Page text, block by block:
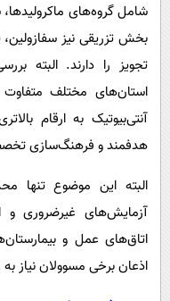
شامل گروه‌های
بخش تزریقی نیز
تجویز را دارند. البته
استان‌های مختلف
آنتی‌بیوتیک به ارقام
هدفمند و فرهنگ‌سازی
البته این موضوع تنها
آزمایش‌های غیرضروری و
اتاق‌های عمل و
اذعان برخی مسوولان نیاز به